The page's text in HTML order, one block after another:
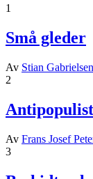
1
Små gleder
Av Stian Gabrielsen
2
Av Frans Josef
3